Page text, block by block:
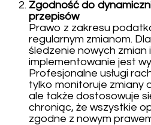
Zgodność do
przepisów
Prawo z zakresu
regularnym zmianom.
śledzenie nowych zmian
implementowanie jest
Profesjonalne usługi
tylko monitoruje zmiany
ale także dostosowuje
chroniąc, że wszystkie
zgodne z nowym